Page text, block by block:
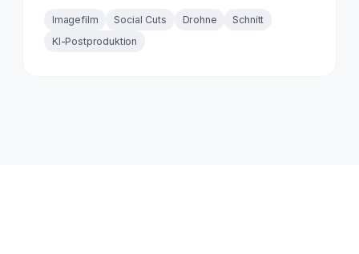
Imagefilm Social Cuts Drohne
Schnitt
KI-Postproduktion